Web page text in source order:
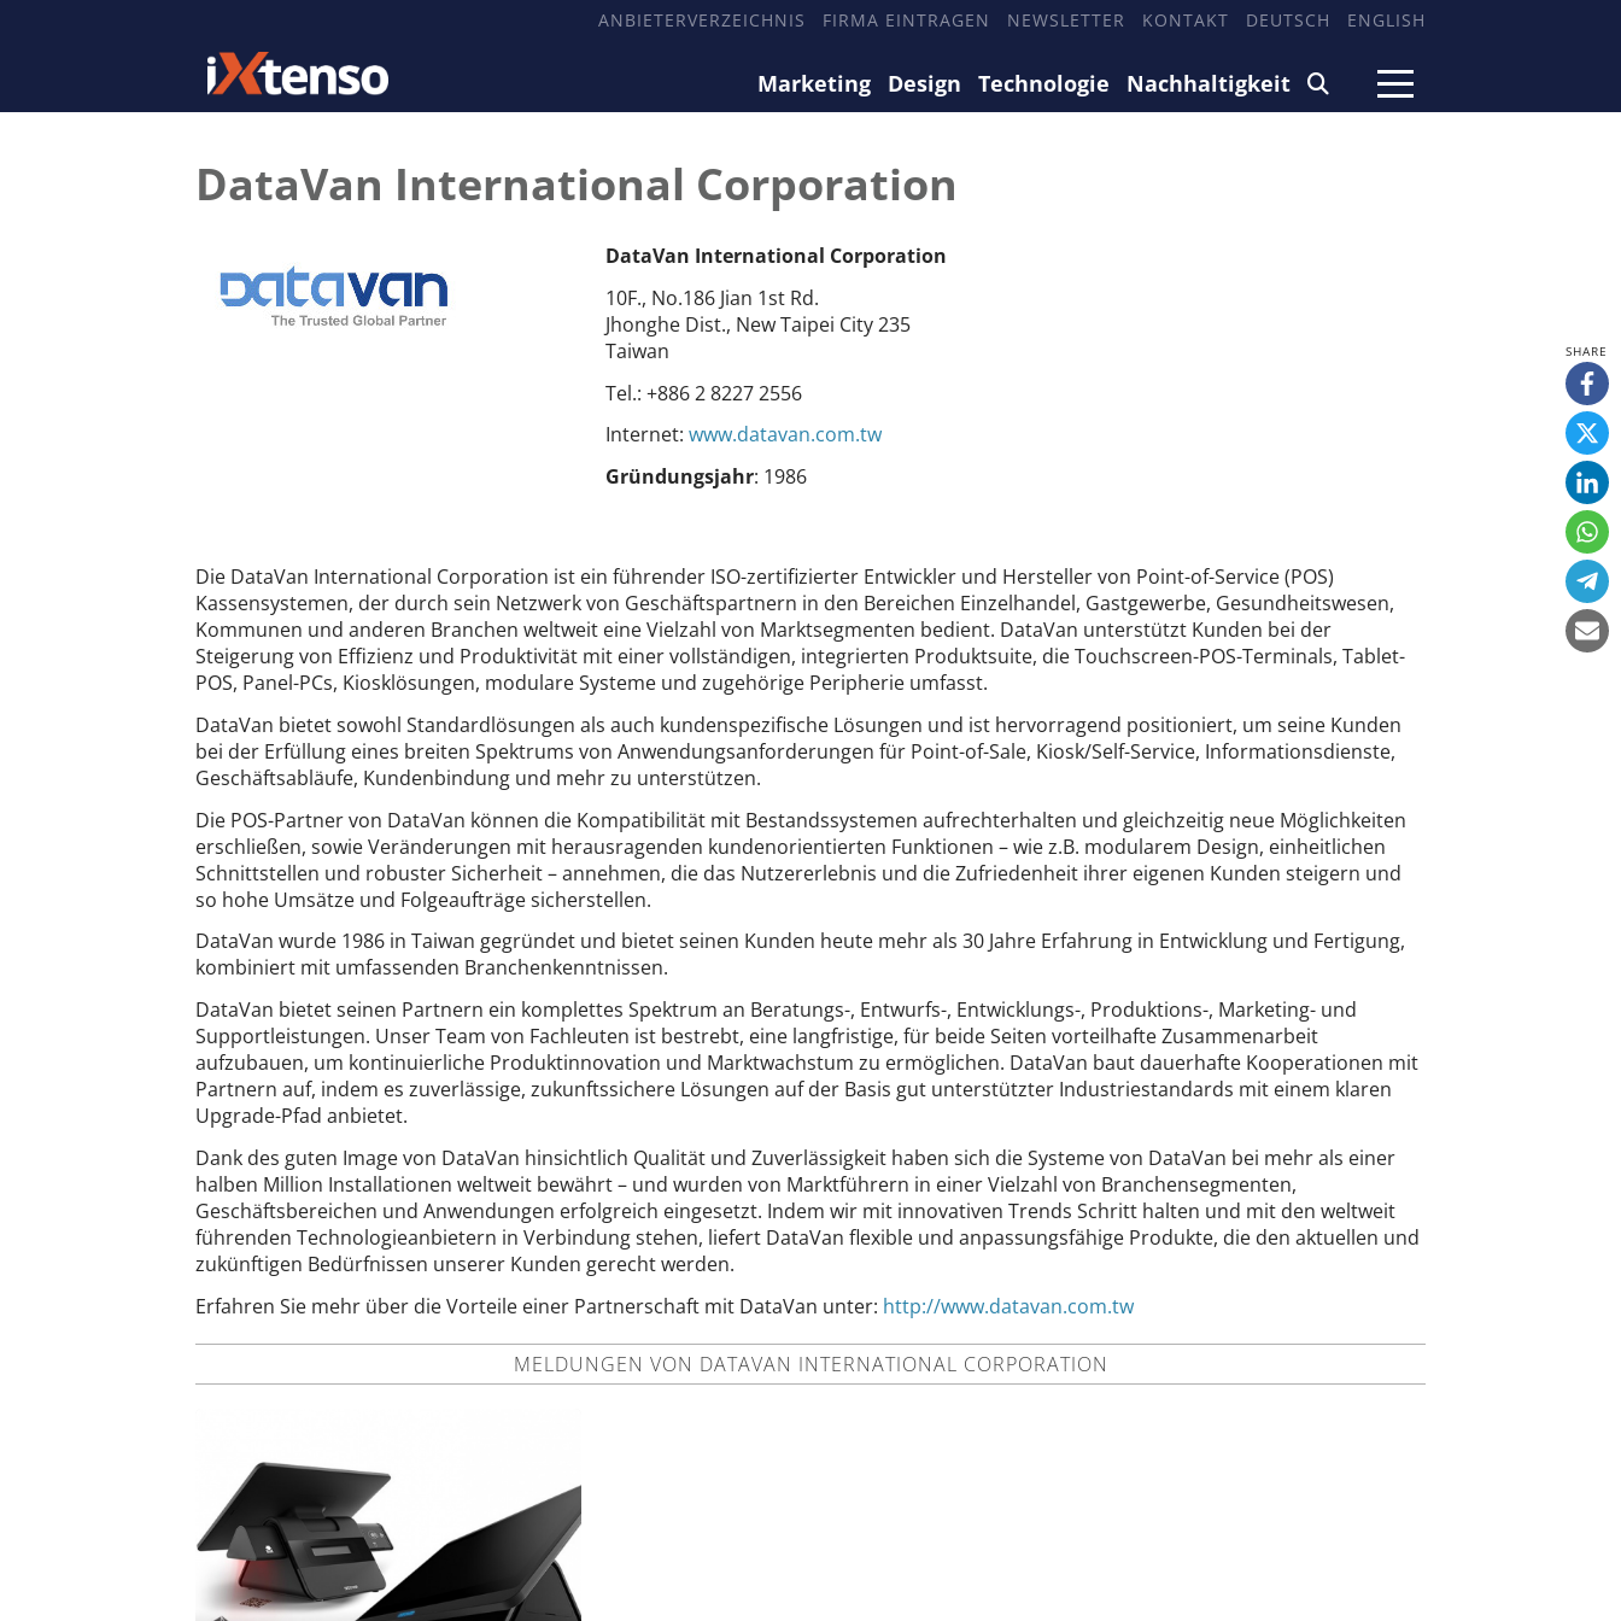
ANBIETERVERZEICHNIS FIRMA EINTRAGEN NEWSLETTER KONTAKT DEUTSCH ENGLISH
Marketing Design Technologie Nachhaltigkeit
DataVan International Corporation
DataVan International Corporation
10F., No.186 Jian 1st Rd.
Jhonghe Dist., New Taipei City 235
Taiwan
Tel.: +886 2 8227 2556
Internet: www.datavan.com.tw
Gründungsjahr: 1986
Die DataVan International Corporation ist ein führender ISO-zertifizierter Entwickler und Hersteller von Point-of-Service (POS)
Kassensystemen, der durch sein Netzwerk von Geschäftspartnern in den Bereichen Einzelhandel, Gastgewerbe, Gesundheitswesen,
Kommunen und anderen Branchen weltweit eine Vielzahl von Marktsegmenten bedient. DataVan unterstützt Kunden bei der
Steigerung von Effizienz und Produktivität mit einer vollständigen, integrierten Produktsuite, die Touchscreen-POS-Terminals, Tablet-
POS, Panel-PCs, Kiosklösungen, modulare Systeme und zugehörige Peripherie umfasst.
DataVan bietet sowohl Standardlösungen als auch kundenspezifische Lösungen und ist hervorragend positioniert, um seine Kunden
bei der Erfüllung eines breiten Spektrums von Anwendungsanforderungen für Point-of-Sale, Kiosk/Self-Service, Informationsdienste,
Geschäftsabläufe, Kundenbindung und mehr zu unterstützen.
Die POS-Partner von DataVan können die Kompatibilität mit Bestandssystemen aufrechterhalten und gleichzeitig neue Möglichkeiten
erschließen, sowie Veränderungen mit herausragenden kundenorientierten Funktionen – wie z.B. modularem Design, einheitlichen
Schnittstellen und robuster Sicherheit – annehmen, die das Nutzererlebnis und die Zufriedenheit ihrer eigenen Kunden steigern und
so hohe Umsätze und Folgeaufträge sicherstellen.
DataVan wurde 1986 in Taiwan gegründet und bietet seinen Kunden heute mehr als 30 Jahre Erfahrung in Entwicklung und Fertigung,
kombiniert mit umfassenden Branchenkenntnissen.
DataVan bietet seinen Partnern ein komplettes Spektrum an Beratungs-, Entwurfs-, Entwicklungs-, Produktions-, Marketing- und
Supportleistungen. Unser Team von Fachleuten ist bestrebt, eine langfristige, für beide Seiten vorteilhafte Zusammenarbeit
aufzubauen, um kontinuierliche Produktinnovation und Marktwachstum zu ermöglichen. DataVan baut dauerhafte Kooperationen mit
Partnern auf, indem es zuverlässige, zukunftssichere Lösungen auf der Basis gut unterstützter Industriestandards mit einem klaren
Upgrade-Pfad anbietet.
Dank des guten Image von DataVan hinsichtlich Qualität und Zuverlässigkeit haben sich die Systeme von DataVan bei mehr als einer
halben Million Installationen weltweit bewährt – und wurden von Marktführern in einer Vielzahl von Branchensegmenten,
Geschäftsbereichen und Anwendungen erfolgreich eingesetzt. Indem wir mit innovativen Trends Schritt halten und mit den weltweit
führenden Technologieanbietern in Verbindung stehen, liefert DataVan flexible und anpassungsfähige Produkte, die den aktuellen und
zukünftigen Bedürfnissen unserer Kunden gerecht werden.
Erfahren Sie mehr über die Vorteile einer Partnerschaft mit DataVan unter: http://www.datavan.com.tw
MELDUNGEN VON DATAVAN INTERNATIONAL CORPORATION